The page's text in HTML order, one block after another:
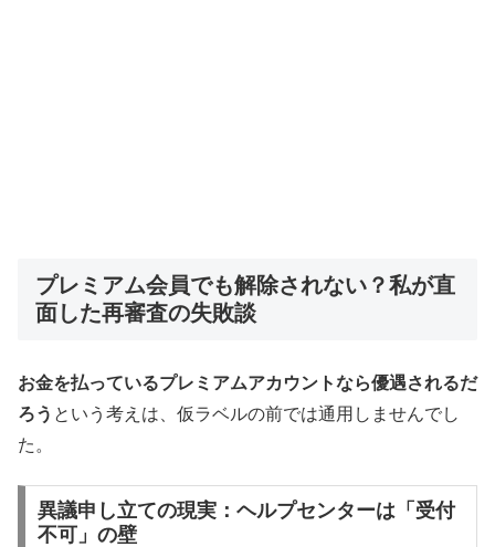
プレミアム会員でも解除されない？私が直
面した再審査の失敗談
お金を払っているプレミアムアカウントなら優遇されるだ
ろう という考えは、仮ラベルの前では通用しませんでし
た。
異議申し立ての現実：ヘルプセンターは「受付
不可」の壁